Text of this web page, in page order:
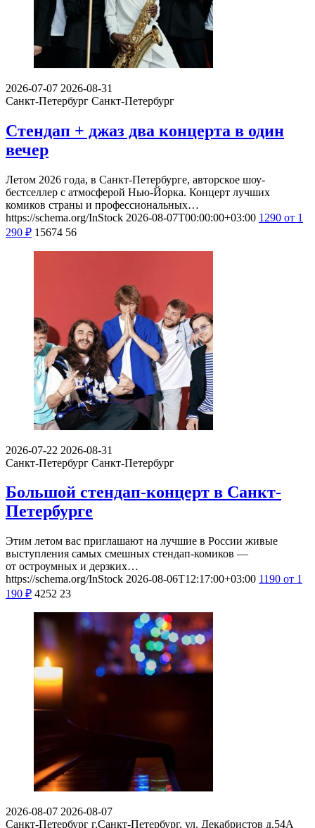
2026-07-07 2026-08-31
Санкт-Петербург Санкт-Петербург
Стендап + джаз два концерта в один
вечер
Летом 2026 года, в Санкт-Петербурге, авторское шоу-
бестселлер с атмосферой Нью-Йорка. Концерт лучших
комиков страны и профессиональных…
https://schema.org/InStock 2026-08-07T00:00:00+03:00 1290 от 1
290 ₽ 15674 56
2026-07-22 2026-08-31
Санкт-Петербург Санкт-Петербург
Большой стендап-концерт в Санкт-
Петербурге
Этим летом вас приглашают на лучшие в России живые
выступления самых смешных стендап-комиков —
от остроумных и дерзких…
https://schema.org/InStock 2026-08-06T12:17:00+03:00 1190 от 1
190 ₽ 4252 23
2026-08-07 2026-08-07
Санкт-Петербург г.Санкт-Петербург, ул. Декабристов д.54А